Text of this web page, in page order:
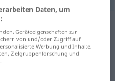
externen Quellen
Redaktion
Daten, um
Geräteeigenschaften zur
von und/oder Zugriff auf
Werbung und Inhalte,
Zielgruppenforschung und